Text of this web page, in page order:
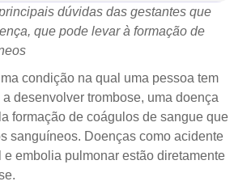
dúvidas das gestantes que
que pode levar à formação de
condição na qual uma pessoa tem
desenvolver trombose, uma doença
formação de coágulos de sangue que
sanguíneos. Doenças como acidente
e embolia pulmonar estão diretamente